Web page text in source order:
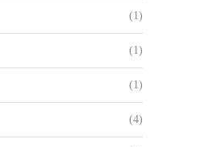
(1)
(1)
(1)
(4)